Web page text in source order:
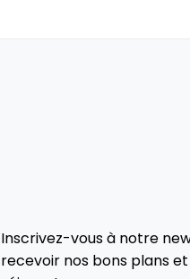
Inscrivez-vous à notre
recevoir nos bons plans